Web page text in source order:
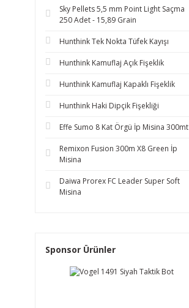
Sky Pellets 5,5 mm Point Light Saçma
250 Adet - 15,89 Grain
Hunthink Tek Nokta Tüfek Kayışı
Hunthink Kamuflaj Açık Fişeklik
Hunthink Kamuflaj Kapaklı Fişeklik
Hunthink Haki Dipçik Fişekliği
Effe Sumo 8 Kat Örgü İp Misina 300mt
Remixon Fusion 300m X8 Green İp
Misina
Daiwa Prorex FC Leader Super Soft
Misina
Sponsor Ürünler